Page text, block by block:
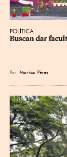
POLÍTICA
Buscan dar
Por Maritza Pérez